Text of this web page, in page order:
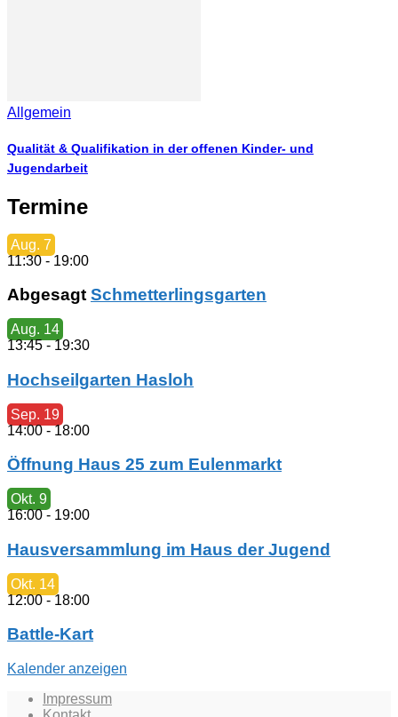
Allgemein
Qualität & Qualifikation in der offenen Kinder- und
Jugendarbeit
Termine
Aug. 7
11:30-19:00
Abgesagt Schmetterlingsgarten
Aug. 14
13:45-19:30
Hochseilgarten Hasloh
Sep. 19
14:00-18:00
Öffnung Haus 25 zum Eulenmarkt
Okt. 9
16:00- 19:00
Hausversammlung im Haus der Jugend
Okt. 14
12:00-18:00
Battle-Kart
Kalender anzeigen
Impressum